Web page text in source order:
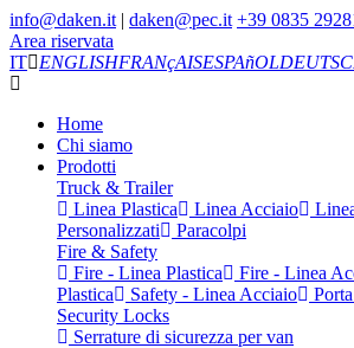
info@daken.it | daken@pec.it +39 0835
Area riservata
IT
ENGLISHFRANçAISESPAñOL
Home
Chi siamo
Prodotti
Truck & Trailer
Linea Plastica
Linea Acciaio
Personalizzati
Paracolpi
Fire & Safety
Fire - Linea Plastica
Fire - Linea
Plastica
Safety - Linea Acciaio
Security Locks
Serrature di sicurezza per van